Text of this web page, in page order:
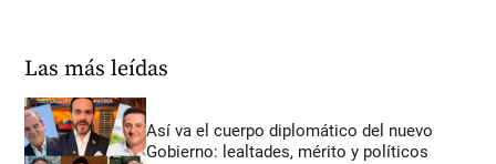
Las más leídas
Así va el cuerpo diplomático del nuevo
Gobierno: lealtades, mérito y políticos